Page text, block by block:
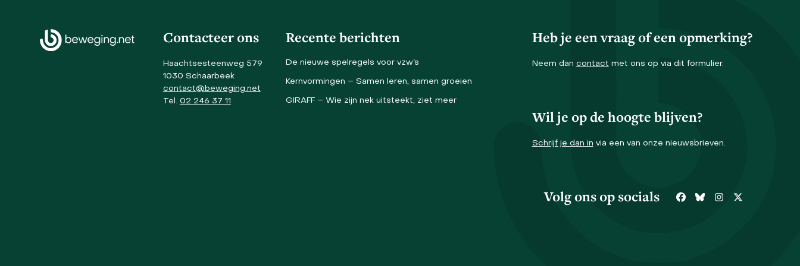
to
access
Contacteer ons
Haachtsesteenweg 579
1030 Schaarbeek
contact@beweging.net
Tel. 02 246 37 11
Recente berichten
De nieuwe spelregels voor vzw’s
Kernvormingen – Samen leren, samen groeien
GIRAFF – Wie zijn nek uitsteekt, ziet meer
Heb je een vraag of een opmerking?
Neem dan contact met ons op via dit formulier.
Wil je op de hoogte blijven?
Schrijf je dan in via een van onze nieuwsbrieven.
Volg ons op socials Facebook
BlueskyInstagram
Twitter